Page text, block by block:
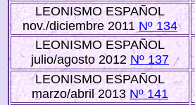
LEONISMO ESPAÑOL
nov./diciembre 2011Nº 134
LEONISMO ESPAÑOL
julio/agosto 2012 Nº 137
LEONISMO ESPAÑOL
marzo/abril 2013Nº 141